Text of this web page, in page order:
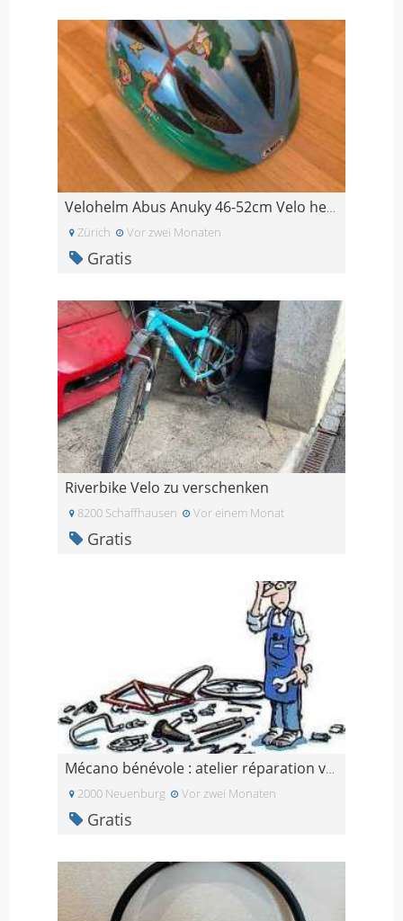
Velohelm Abus Anuky 46-52cm Velo helm
Zürich Vor zwei Monaten
Gratis
Riverbike Velo zu verschenken
8200 Schaffhausen Vor einem Monat
Gratis
Mécano bénévole : atelier réparation vélo Black Of
2000 Neuenburg Vor zwei Monaten
Gratis